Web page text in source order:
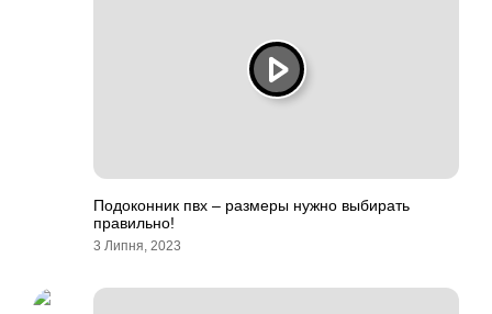
Подоконник пвх – размеры нужно выбирать
правильно!
3 Липня, 2023